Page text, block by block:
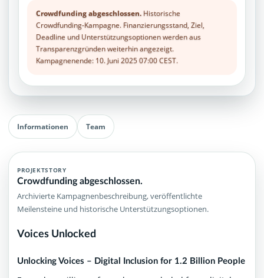
Crowdfunding abgeschlossen.Historische
Crowdfunding-Kampagne. Finanzierungsstand, Ziel,
Deadline und Unterstützungsoptionen werden aus
Transparenzgründen weiterhin angezeigt.
Kampagnenende: 10. Juni 2025 07:00 CEST.
Informationen Team
PROJEKTSTORY
Crowdfunding abgeschlossen.
Archivierte Kampagnenbeschreibung, veröffentlichte
Meilensteine und historische Unterstützungsoptionen.
Voices Unlocked
Unlocking Voices – Digital Inclusion for 1.2 Billion People